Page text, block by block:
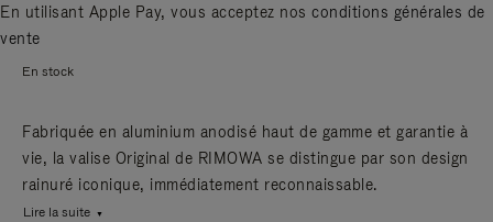
En utilisant Apple Pay, vous acceptez nos conditions générales de
vente
En stock
Fabriquée en aluminium anodisé haut de gamme et garantie à
vie, la valise Original de RIMOWA se distingue par son design
rainuré iconique, immédiatement reconnaissable.
Lire la suite